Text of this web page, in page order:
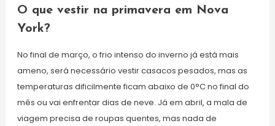
O que vestir na primavera em Nova
York?
No final de março, o frio intenso do inverno já está mais
ameno, será necessário vestir casacos pesados, mas as
temperaturas dificilmente ficam abaixo de 0°C no final do
mês ou vai enfrentar dias de neve. Já em abril, a mala de
viagem precisa de roupas quentes, mas nada de